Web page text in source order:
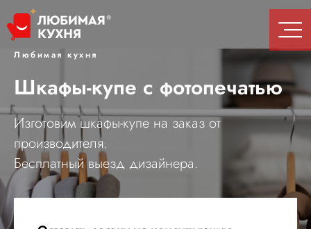
Любимая кухня
Шкафы-купе с фотопечатью
Изготовим шкафы-купе на заказ от
производителя.
Бесплатный выезд дизайнера.